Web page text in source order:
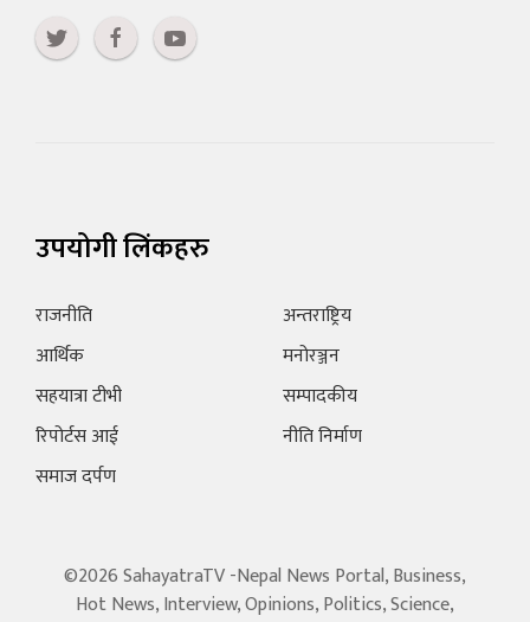
उपयोगी लिंकहरु
राजनीति
आर्थिक
सहयात्रा टीभी
रिपोर्टस आई
समाज दर्पण
अन्तराष्ट्रिय
मनोरञ्जन
सम्पादकीय
नीति निर्माण
©2026 SahayatraTV -Nepal News Portal, Business,
Hot News, Interview, Opinions, Politics, Science,